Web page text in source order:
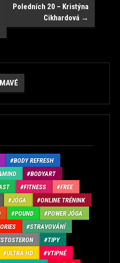
Poledních 20 – Kristýna
Cikhardová →
BODY REFRESH
BODYART
FITNESS
FREE
JÓGA
ONLINE TRÉNINK
POUND
POWER JÓGA
STRAVOVÁNÍ
TIPY
ULTRA HD
VTIPNÉ